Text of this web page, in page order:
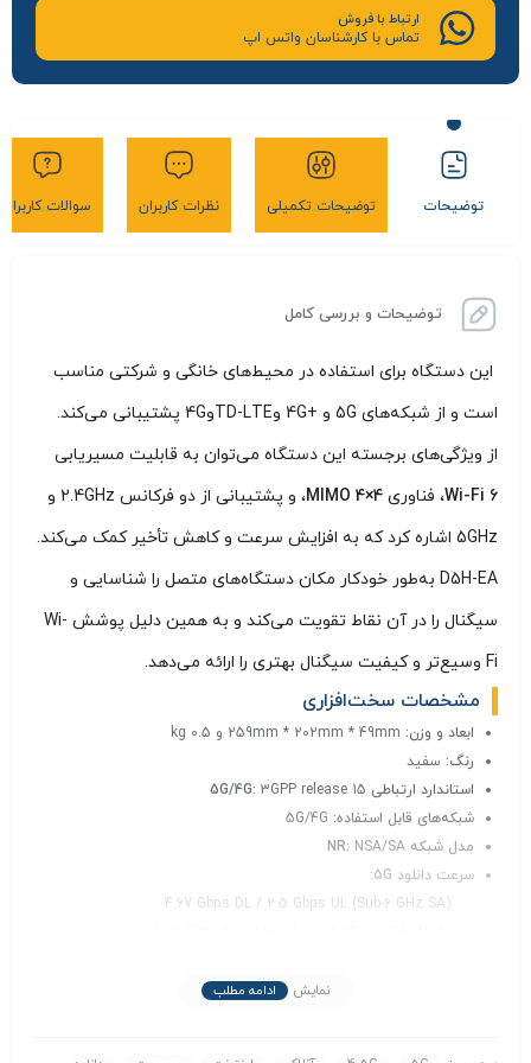
ارتباط با فروش
تماس با کارشناسان واتس اپ
توضیحات توضیحات تکمیلی نظرات کاربران سوالات کاربران
توضیحات و بررسی کامل
این دستگاه برای استفاده در محیط‌های خانگی و شرکتی مناسب
است و از شبکه‌های 5G و +4G وTD-LTEو4G پشتیبانی می‌کند.
از ویژگی‌های برجسته این دستگاه می‌توان به قابلیت مسیریابی
Wi-Fi 6، فناوری MIMO 4×4
، و پشتیبانی از دو فرکانس 2.4GHz و
5GHz اشاره کرد که به افزایش سرعت و کاهش تأخیر کمک می‌کند.
D5H-EA به‌طور خودکار مکان دستگاه‌های متصل را شناسایی و
سیگنال را در آن نقاط تقویت می‌کند و به همین دلیل پوشش Wi-
Fi وسیع‌تر و کیفیت سیگنال بهتری را ارائه می‌دهد.
مشخصات سخت‌افزاری
ابعاد و وزن:
رنگ: سفید
استاندارد ارتباطی 5G/4G: 3GPP release 15
شبکه‌های قابل استفاده:
مدل شبکه NR: NSA/SA
سرعت دانلود 5G:
4.67 Gbps DL / 2.5 Gbps UL (Sub-6 GHz SA)
نمایش ادامه مطلب